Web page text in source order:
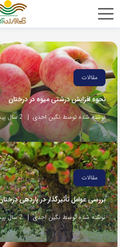
مقالات
نحوه افزایش درشتی میوه در درختان
نوشته شده توسط نگین احدی 2 سال پیش
مقالات
بررسی عوامل تأثیرگذار در باردهی
نوشته شده توسط نگین احدی 2 سال پیش